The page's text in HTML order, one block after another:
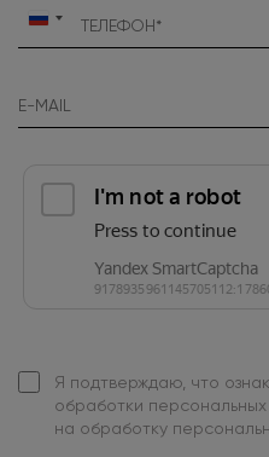
Россия
Я подтверждаю, что
обработки
на обработку